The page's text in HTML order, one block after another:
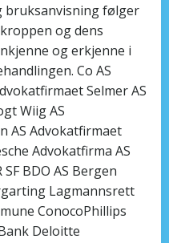
bruksanvisning følger
og dens
og erkjenne i
Co AS
Selmer AS
Wiig AS
AS Advokatfirmaet
Advokatfirma AS
BDO AS Bergen
Lagmannsrett
ConocoPhillips
Deloitte